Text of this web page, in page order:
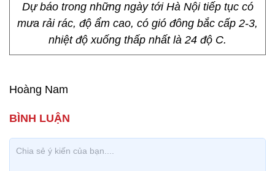
Dự báo trong những ngày tới Hà Nội tiếp tục có
mưa rải rác, độ ẩm cao, có gió đông bắc cấp 2-3,
nhiệt độ xuống thấp nhất là 24 độ C.
Hoàng Nam